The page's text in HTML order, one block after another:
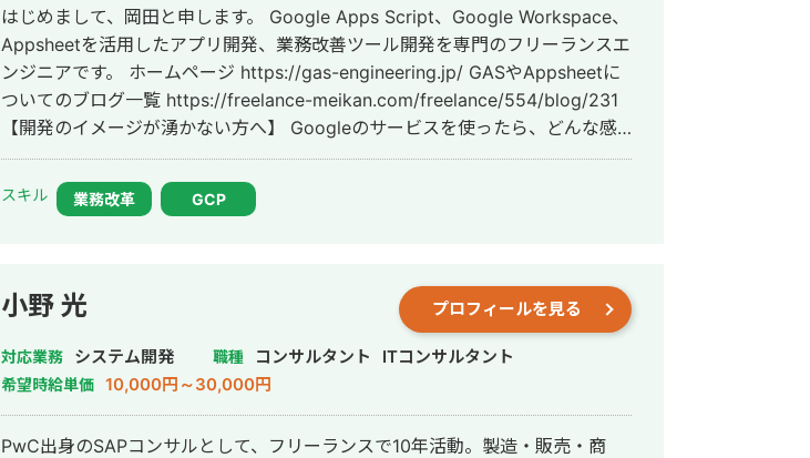
はじめまして、岡田と申します。 Google Apps Script、Google Workspace、
Appsheetを活用したアプリ開発、業務改善ツール開発を専門のフリーランスエ
ンジニアです。 ホームページ https://gas-engineering.jp/ GASやAppsheetに
ついてのブログ一覧 https://freelance-meikan.com/freelance/554/blog/231
【開発のイメージが湧かない方へ】 Googleのサービスを使ったら、どんな感
じに開発できるのかイメージが湧かないという方も大歓迎！ フワッとしたイメ
ージでも良いので「こんなことをしたい」という内容を伝えて頂ければ、その
内容を実現するための方法を具体的に提案させて頂きます。 一度ビデオ会議で
れば利用可能なので月々にかかる費用が0円です。GASによる開発は、長期的に
みて非常にお得です。 ★開発コストが低い Google WorkSpaceを元に開発す
るので、作業量が少なく済み、その分コストを抑えることができます。 ★他の
Googleサービスとの連携ができるので自由度が高い Google WorkSpace間の
スキル 業務改革 GCP
小野 光 プロフィールを見る
対応業務 システム開発 職種 コンサルタント ITコンサルタント
希望時給単価 10,000円～30,000円
PwC出身のSAPコンサルとして、フリーランスで10年活動。製造・販売・商